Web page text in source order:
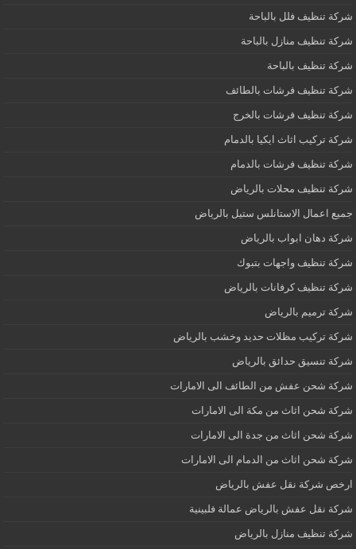
شركة تنظيف فلل بالباحة
شركة تنظيف منازل بالباحة
شركة تنظيف بالباحة
شركة تنظيف فرشات بالطائف
شركة تنظيف فرشات بالخرج
شركة تركيب اثاث ايكيا بالدمام
شركة تنظيف فرشات بالدمام
شركة تنظيف محلات بالرياض
جميع اعمال الاستانلس ستيل بالرياض
شركة دهان ابواب بالرياض
شركة تنظيف واجهات بتبوك
شركة تنظيف كرفانات بالرياض
شركة ترميم بالرياض
شركة تركيب مظلات حديد وخشب بالرياض
شركة تنسيق حدائق بالرياض
شركة شحن عفش من الطائف الى الامارات
شركة شحن اثاث من مكة الى الامارات
شركة شحن اثاث من جدة الى الامارات
شركة شحن اثاث من الدمام الى الامارات
ارخص شركة نقل عفش بالرياض
شركة نقل عفش بالرياض عمالة فلبينية
شركة تنظيف منازل بالرياض